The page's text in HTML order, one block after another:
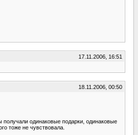
17.11.2006, 16:51
18.11.2006, 00:50
одинаковые подарки, одинаковые
тоже не чувствовала.